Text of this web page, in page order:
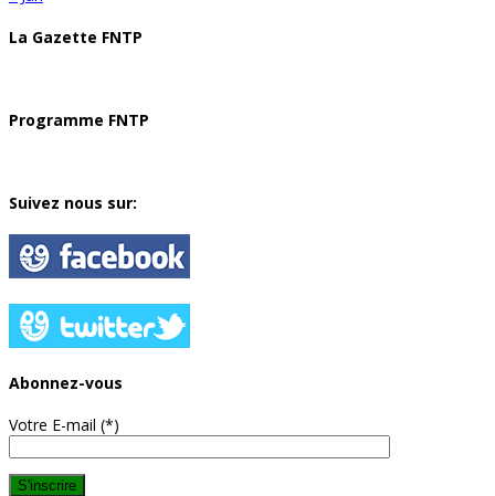
La Gazette FNTP
Programme FNTP
Suivez nous sur:
Abonnez-vous
Votre E-mail (*)